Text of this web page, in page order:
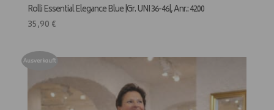
Rolli Essential Elegance Blue |Gr. UNI 36-46|, Anr.: 4200
35,90 €
Ausverkauft